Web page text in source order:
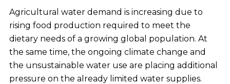
Agricultural water demand is increasing due to
rising food production required to meet the
dietary needs of a growing global population. At
the same time, the ongoing climate change and
the unsustainable water use are placing additional
pressure on the already limited water supplies.
Dutch
Serbian